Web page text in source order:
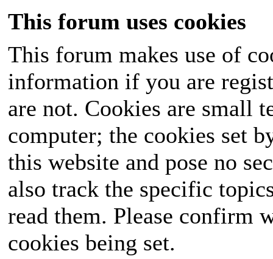
This forum uses cookies
This forum makes use of
information if you are
are not. Cookies are small
computer; the cookies set
this website and pose no
also track the specific
read them. Please confirm
cookies being set.